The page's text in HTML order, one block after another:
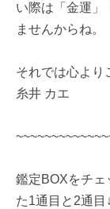
い際は「金運」
ませんからね。
それでは心より
糸井 カエ
鑑定BOXをチェ
た1通目と2通目